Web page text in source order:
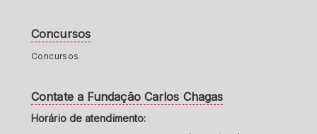
Concursos
Concursos
Contate a Fundação Carlos Chagas
Horário de atendimento: